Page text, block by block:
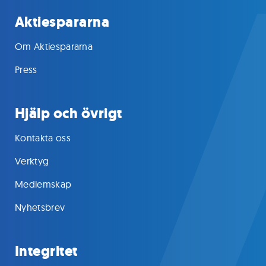
Aktiespararna
Om Aktiespararna
Press
Hjälp och övrigt
Kontakta oss
Verktyg
Medlemskap
Nyhetsbrev
Integritet